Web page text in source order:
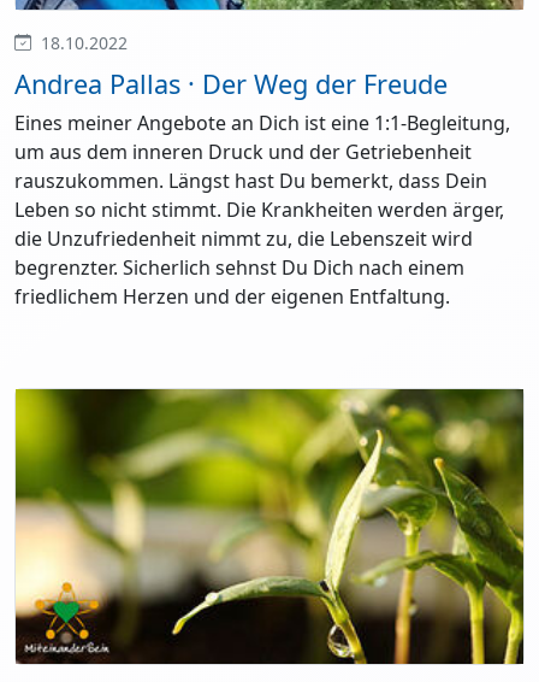
18.10.2022
Andrea Pallas · Der Weg der Freude
Eines meiner Angebote an Dich ist eine 1:1-Begleitung,
um aus dem inneren Druck und der Getriebenheit
rauszukommen. Längst hast Du bemerkt, dass Dein
Leben so nicht stimmt. Die Krankheiten werden ärger,
die Unzufriedenheit nimmt zu, die Lebenszeit wird
begrenzter. Sicherlich sehnst Du Dich nach einem
friedlichem Herzen und der eigenen Entfaltung.